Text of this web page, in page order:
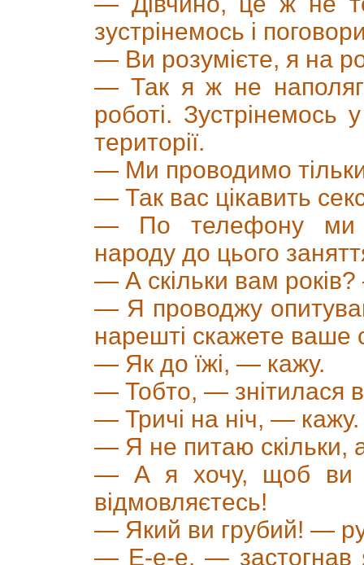
зустрінемось і
— Ви розумієте, я на
— Так я ж не
роботі. Зустрінемось
території.
— Ми проводимо
— Так вас цікавить
— По телефону ми
народу до цього
— А скільки вам
— Я проводжу
нарешті скажете ваше
— Як до їжі, — кажу.
— Тобто, — знітилася
— Тричі на ніч, — кажу.
— Я не питаю скільки,
— А я хочу, щоб ви
відмовляєтесь!
— Який ви грубий! —
— Е-е-е, — застогнав